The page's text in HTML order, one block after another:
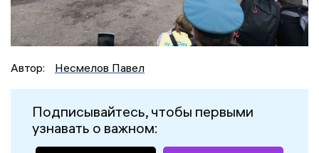
Автор: Несмелов Павел
Подписывайтесь, чтобы первыми
узнавать о важном: